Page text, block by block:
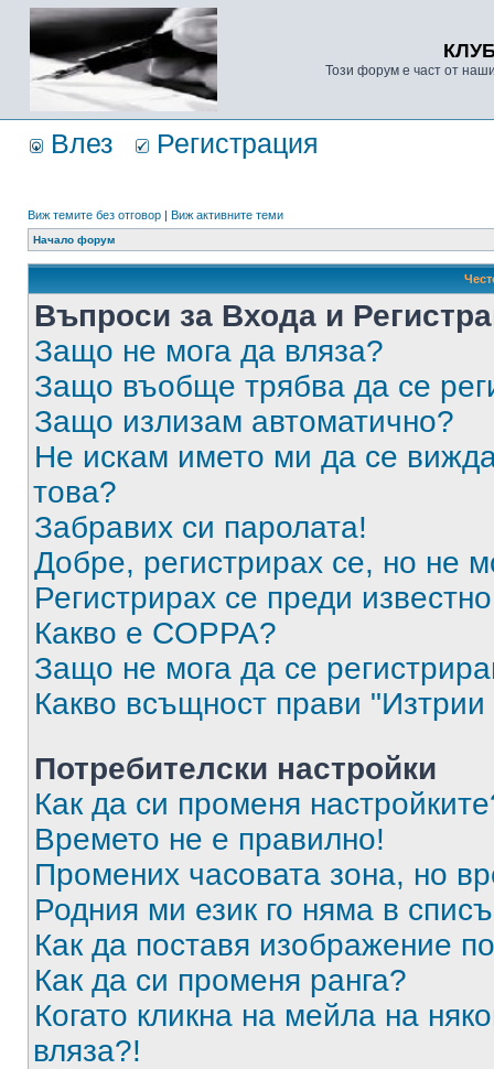
Този форум е част от
Влез Регистрация
Виж темите без отговор | Виж активните теми
Начало форум
Въпроси за Входа и
Защо не мога да вляза?
Защо въобще трябва да се
Защо излизам автоматично?
Не искам името ми да се
това?
Забравих си паролата!
Добре, регистрирах се, но не
Регистрирах се преди
Какво е COPPA?
Защо не мога да се
Какво всъщност прави "Изтрии
Потребителски настройки
Как да си променя
Времето не е правилно!
Промених часовата зона, но
Родния ми език го няма в
Как да поставя изображение
Как да си променя ранга?
Когато кликна на мейла на
вляза?!